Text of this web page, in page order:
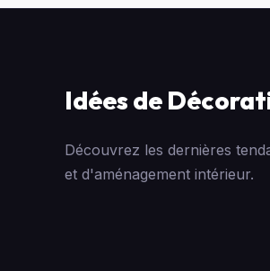
Idées de
Découvrez les dernières
et d'aménagement intérieur.